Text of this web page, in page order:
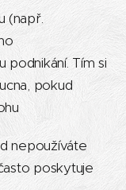
(např.
podnikání. Tím si
pokud
nepoužíváte
poskytuje